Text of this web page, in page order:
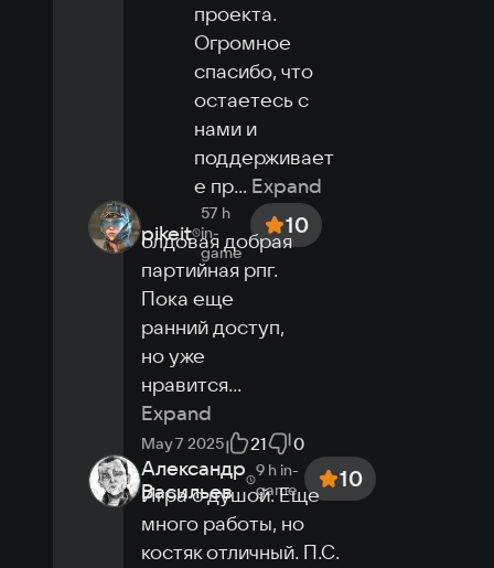
проекта.
Огромное
спасибо, что
остаетесь с
нами и
поддерживает
е пр... Expand
pikeit
57 h
in-
game
10
олдовая добрая
партийная рпг.
Пока еще
ранний доступ,
но уже
нравится...
Expand
May 7 2025 21 0
Александр
Васильев
9 h in-
game
10
Игра с душой. Еще
много работы, но
костяк отличный. П.С.